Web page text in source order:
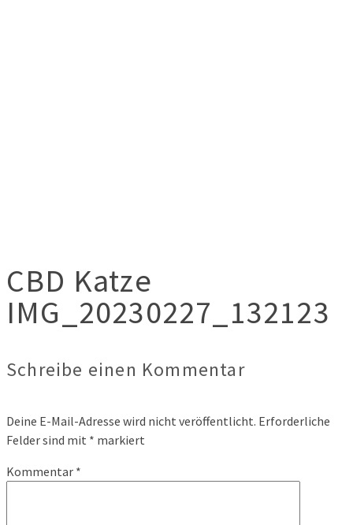
CBD Katze
IMG_20230227_132123
Schreibe einen Kommentar
Deine E-Mail-Adresse wird nicht veröffentlicht. Erforderliche
Felder sind mit * markiert
Kommentar *